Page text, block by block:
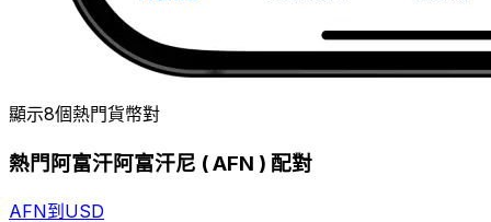
顯示8個熱門貨幣對
熱門阿富汗阿富汗尼 ( AFN ) 配對
AFN到USD